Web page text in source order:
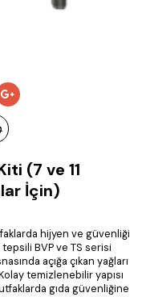
(7 ve 11
İçin)
hijyen ve güvenliği
tepsili BVP ve TS serisi
açığa çıkan yağları
temizlenebilir yapısı
gıda güvenliğine